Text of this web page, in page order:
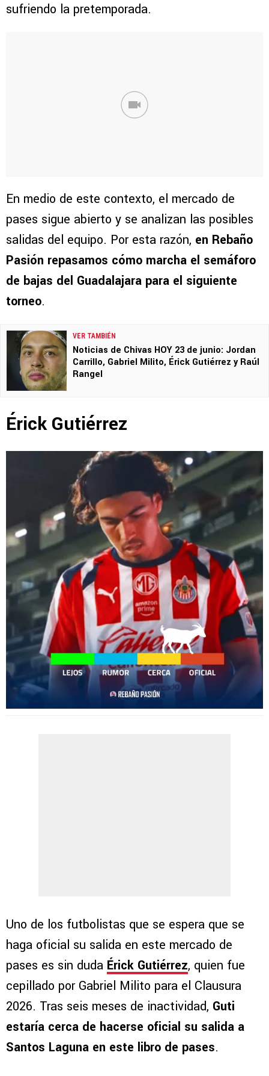
sufriendo la pretemporada.
En medio de este contexto, el mercado de
pases sigue abierto y se analizan las posibles
salidas del equipo. Por esta razón, en Rebaño
Pasión repasamos cómo marcha el semáforo
de bajas del Guadalajara para el siguiente
torneo.
VER TAMBIÉN
Noticias de Chivas HOY 23 de junio: Jordan
Carrillo, Gabriel Milito, Érick Gutiérrez y Raúl
Rangel
Érick Gutiérrez
Uno de los futbolistas que se espera que se
haga oficial su salida en este mercado de
pases es sin duda Érick Gutiérrez, quien fue
cepillado por Gabriel Milito para el Clausura
2026. Tras seis meses de inactividad, Guti
estaría cerca de hacerse oficial su salida a
Santos Laguna en este libro de pases.